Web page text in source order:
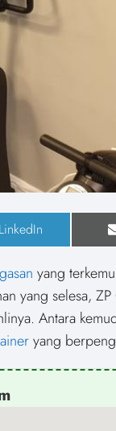
S
e
n
LinkedIn
yang
yang selesa, ZP
Antara
yang